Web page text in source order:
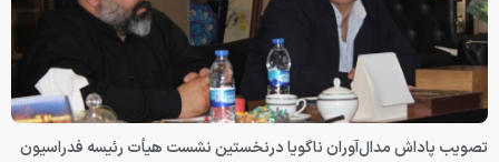
تصویب پاداش مدال‌آوران ناگویا درنخستین نشست هیأت رئیسه فدراسیون